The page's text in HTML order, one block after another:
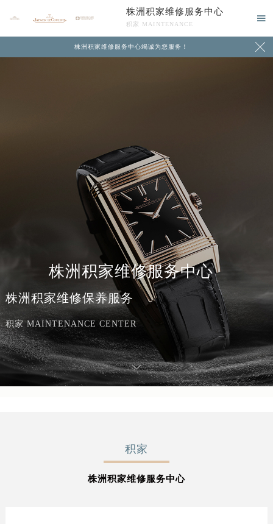
株洲积家维修服务中心
积家 MAINTENANCE

株洲积家维修服务中心竭诚为您服务！ 
株洲积家维修服务中心
株洲积家维修保养服务
积家 MAINTENANCE CENTER
积家
株洲积家维修服务中心